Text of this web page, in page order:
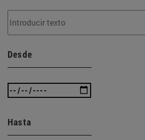
Desde
Hasta